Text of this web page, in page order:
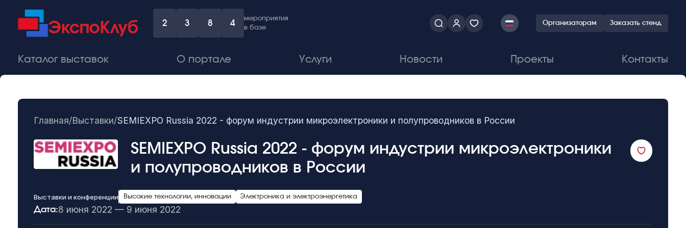
2 3 8 4
мероприятия
в базе
Организаторам Заказать стенд
Каталог выставок О портале Услуги Новости Проекты Контакты
Главная/Выставки/SEMIEXPO Russia 2022 - форум индустрии микроэлектроники и полупроводников в России
SEMIEXPO Russia 2022 - форум индустрии микроэлектроники
и полупроводников в России
Выставки и конференции Высокие технологии, инновации Электроника и электроэнергетика
Дата:8 июня 2022 — 9 июня 2022